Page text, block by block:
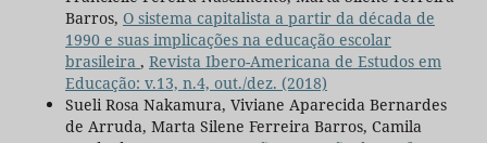
Barros, O sistema capitalista a partir da década de
1990 e suas implicações na educação escolar
brasileira , Revista Ibero-Americana de Estudos em
Educação: v.13, n.4, out./dez. (2018)
Sueli Rosa Nakamura, Viviane Aparecida Bernardes
de Arruda, Marta Silene Ferreira Barros, Camila